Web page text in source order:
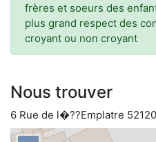
frères et soeurs des
plus grand respect des
croyant ou non croyant
Nous trouver
6 Rue de l�??Emplatre